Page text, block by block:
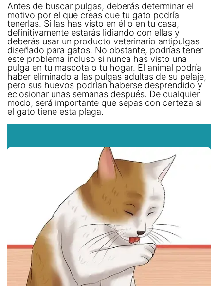
Antes de buscar pulgas, deberás determinar el
motivo por el que creas que tu gato podría
tenerlas. Si las has visto en él o en tu casa,
definitivamente estarás lidiando con ellas y
deberás usar un producto veterinario antipulgas
diseñado para gatos. No obstante, podrías tener
este problema incluso si nunca has visto una
pulga en tu mascota o tu hogar. El animal podría
haber eliminado a las pulgas adultas de su pelaje,
pero sus huevos podrían haberse desprendido y
eclosionar unas semanas después. De cualquier
modo, será importante que sepas con certeza si
el gato tiene esta plaga.